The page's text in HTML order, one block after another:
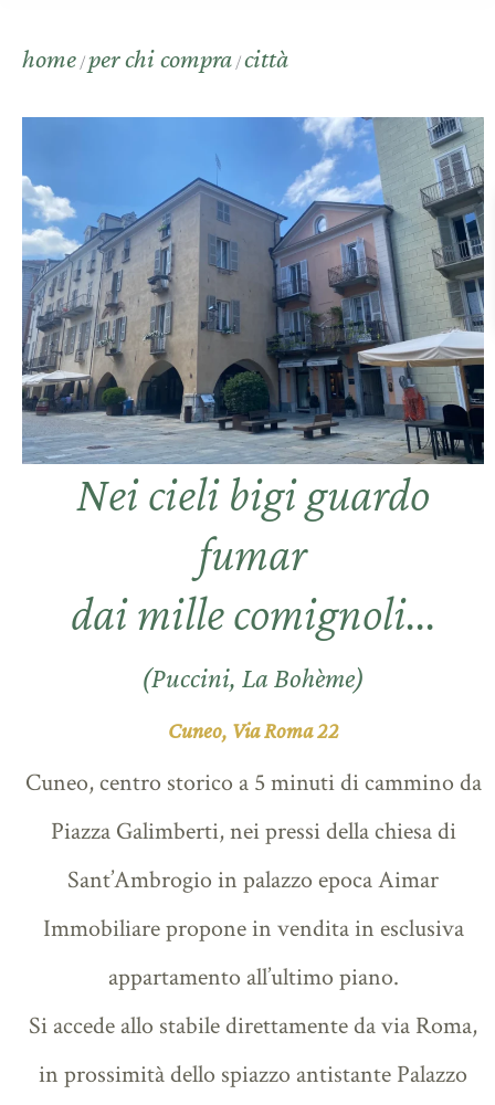
home / per chi compra /città
Nei cieli bigi guardo
fumar
dai mille comignoli...
(Puccini, La Bohème)
Cuneo, Via Roma 22
Cuneo, centro storico a 5 minuti di cammino da
Piazza Galimberti, nei pressi della chiesa di
Sant’Ambrogio in palazzo epoca Aimar
Immobiliare propone in vendita in esclusiva
appartamento all’ultimo piano.
Si accede allo stabile direttamente da via Roma,
in prossimità dello spiazzo antistante Palazzo